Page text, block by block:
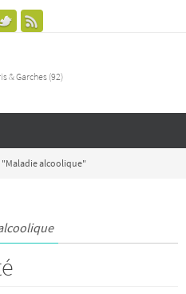
& Garches (92)
alcoolique"